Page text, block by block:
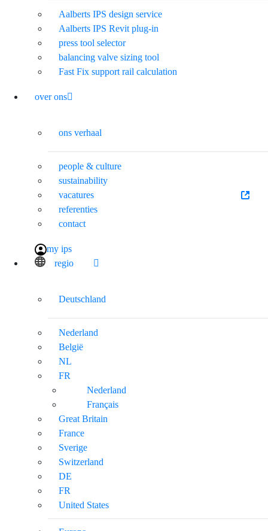
Aalberts IPS design service
Aalberts IPS Revit plug-in
press tool selector
balancing valve sizing tool
Fast Fix support rail calculation
over ons
ons verhaal
people & culture
sustainability
vacatures
referenties
contact
my ips
regio
Deutschland
Nederland
België
NL
FR
Nederland
Français
Great Britain
France
Sverige
Switzerland
DE
FR
United States